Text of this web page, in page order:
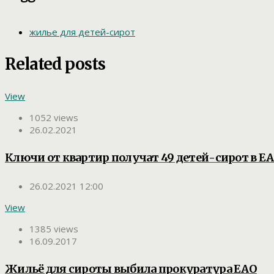
жилье для детей-сирот
Related posts
View
1052 views
26.02.2021
Ключи от квартир получат 49 детей-сирот в
26.02.2021 12:00
View
1385 views
16.09.2017
Жильё для сироты выбила прокуратура ЕАО